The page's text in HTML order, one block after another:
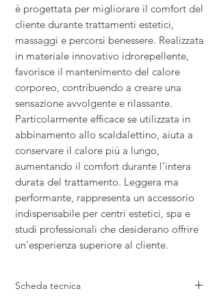
è progettata per migliorare il comfort del
cliente durante trattamenti estetici,
massaggi e percorsi benessere. Realizzata
in materiale innovativo idrorepellente,
favorisce il mantenimento del calore
corporeo, contribuendo a creare una
sensazione avvolgente e rilassante.
Particolarmente efficace se utilizzata in
abbinamento allo scaldalettino, aiuta a
conservare il calore più a lungo,
aumentando il comfort durante l’intera
durata del trattamento. Leggera ma
performante, rappresenta un accessorio
indispensabile per centri estetici, spa e
studi professionali che desiderano offrire
un’esperienza superiore al cliente.
Scheda tecnica